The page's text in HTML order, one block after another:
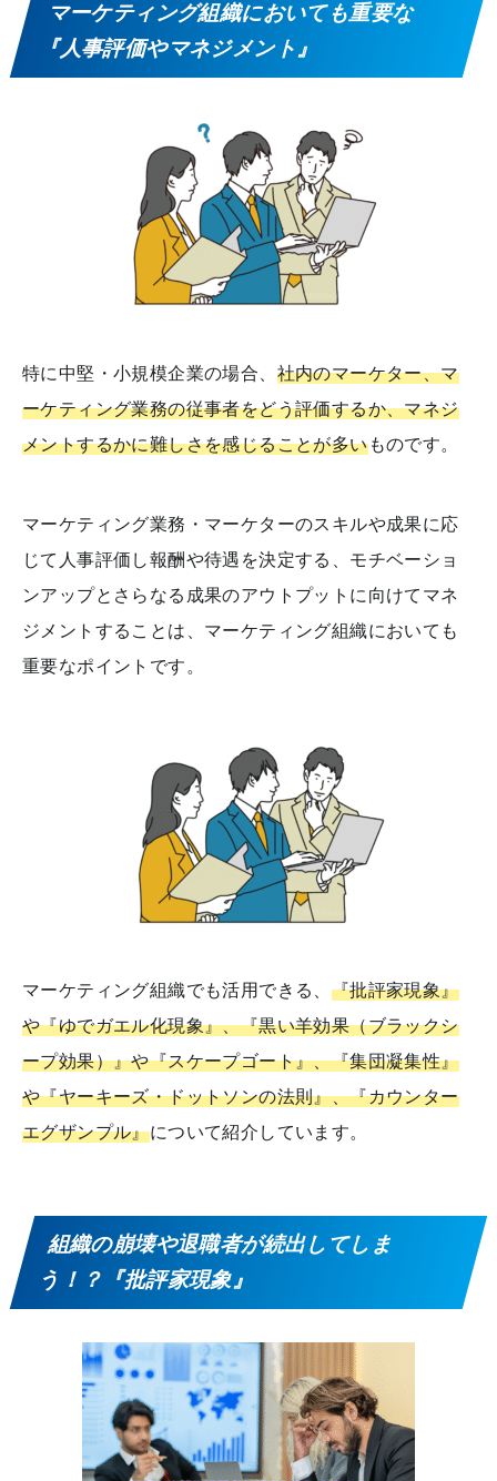
マーケティング組織においても重要な
『人事評価やマネジメント』
特に中堅・小規模企業の場合、 社内のマーケター、マ
ーケティング業務の従事者をどう評価するか、マネジ
メントするかに難しさを感じることが多いものです。
マーケティング業務・マーケターのスキルや成果に応
じて人事評価し報酬や待遇を決定する、モチベーショ
ンアップとさらなる成果のアウトプットに向けてマネ
ジメントすることは、マーケティング組織においても
重要なポイントです。
マーケティング組織でも活用できる、 『批評家現象』
や『ゆでガエル化現象』、『黒い羊効果（ブラックシ
ープ効果）』や『スケープゴート』、『集団凝集性』
や『ヤーキーズ・ドットソンの法則』、『カウンター
エグザンプル』について紹介しています。
組織の崩壊や退職者が続出してしま
う！？『批評家現象』